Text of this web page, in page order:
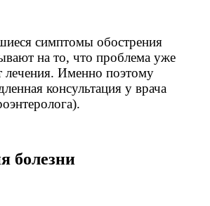
симптомы обострения
на то, что проблема уже
лечения. Именно поэтому
консультация у врача
болезни